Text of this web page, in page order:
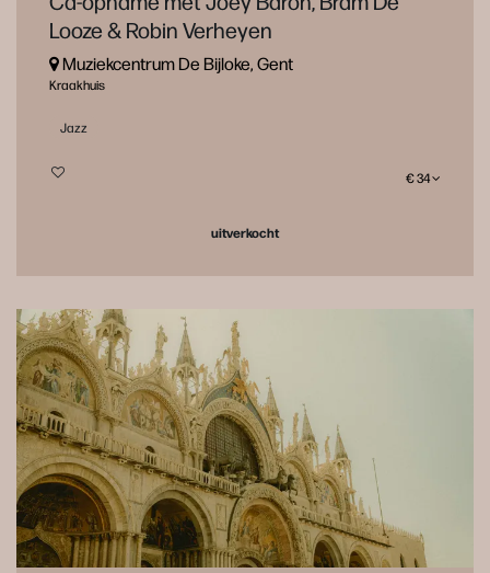
Looze & Robin Verheyen
Muziekcentrum De Bijloke, Gent
Kraakhuis
Jazz
€ 34
uitverkocht